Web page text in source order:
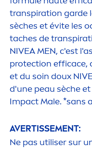
transpiration garde
sèches et évite les
taches de
NIVEAMEN, c'est
protection efficace,
et du soin doux
d'une peau sèche
Impact Male. *sans
AVERTISSEMENT:
Ne pas utiliser sur